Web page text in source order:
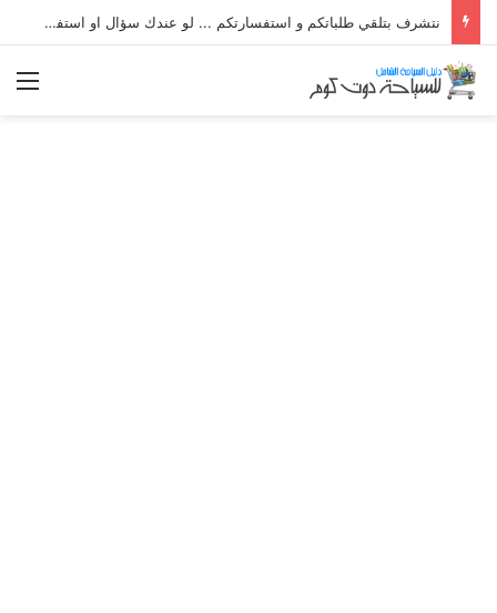
نتشرف بتلقي طلباتكم و استفسارتكم ... لو عندك سؤال او استفسار ماتدرددش فى طلب المساعدة